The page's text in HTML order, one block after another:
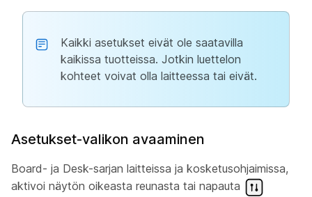
Kaikki asetukset eivät ole saatavilla
kaikissa tuotteissa. Jotkin luettelon
kohteet voivat olla laitteessa tai eivät.
Asetukset-valikon avaaminen
Board- ja Desk-sarjan laitteissa ja kosketusohjaimissa,
aktivoi näytön oikeasta reunasta tai napauta